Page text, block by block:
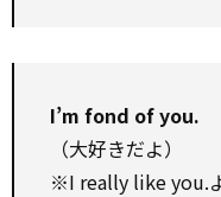
I’m fond of you.
（大好きだよ）
※I really like you.